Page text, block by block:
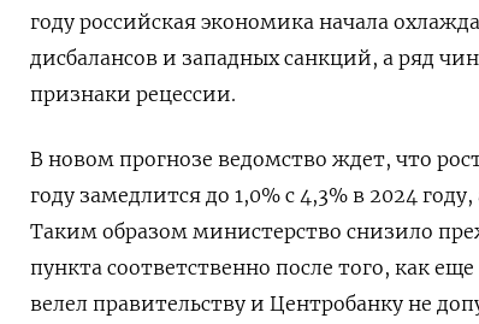
году российская экономика начала
дисбалансов и западных санкций, а ряд
признаки рецессии.
В новом прогнозе ведомство ждет, что
году замедлится до 1,0% с 4,3% в 2024
Таким образом министерство снизило
пункта соответственно после того, как
велел правительству и Центробанку не